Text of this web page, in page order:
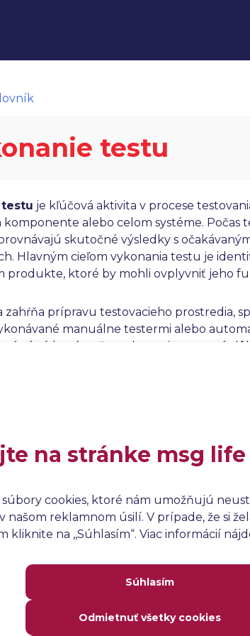
testu
je kľúčová aktivita v procese
alebo celom systéme.
skutočné výsledky s
Hlavným cieľom vykonania testu je
produkte, ktoré by mohli ovplyvniť jeho
zahŕňa prípravu testovacieho prostredia,
manuálne testermi alebo
sú získané počas vykonania testu, sú
stanovené požiadavky a špecifikácie, a
na stránke msg life
cookies, ktoré nám umožňujú
našom reklamnom úsilí. V prípade, že si
kliknite na ,,Súhlasím“. Viac informácií
Súhlasím
Odmietnuť všetky cookies